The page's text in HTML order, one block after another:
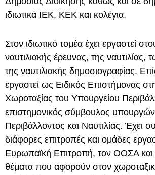
ιδιωτικά ΙΕΚ, ΚΕΚ και κολέγια.
Στον ιδιωτικό τομέα έχει εργαστεί
ναυτιλιακής έρευνας, της ναυτιλίας,
της ναυτιλιακής δημοσιογραφίας.
εργαστεί ως Ειδικός Επιστήμονας
Χωροταξίας του Υπουργείου
επιστημονικός σύμβουλος
Περιβάλλοντος και Ναυτιλίας. Έχει
διάφορες επιτροπές και ομάδες
Ευρωπαϊκή Επιτροπή, τον ΟΟΣΑ
θέματα που αφορούν στον